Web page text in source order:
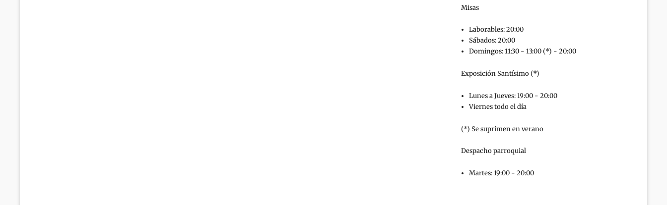
Misas
Laborables: 20:00
Sábados: 20:00
Domingos: 11:30 - 13:00 (*) - 20:00
Exposición Santísimo (*)
Lunes a Jueves: 19:00 - 20:00
Viernes todo el día
(*) Se suprimen en verano
Despacho parroquial
Martes: 19:00 - 20:00